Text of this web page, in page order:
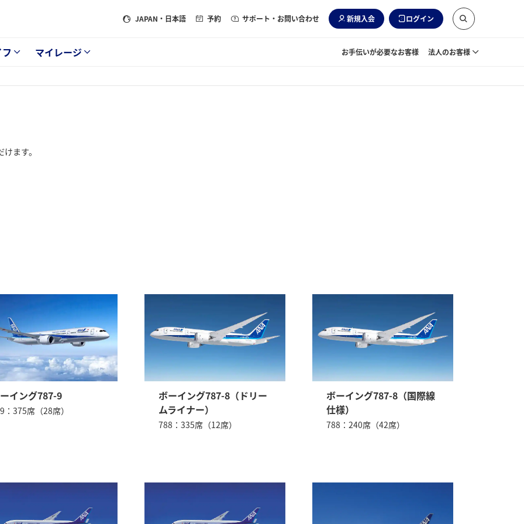
JAPAN ・日本語 予約 サポート・お問い合わせ 新規入会 ログイン
マイレージ お手伝いが必要なお客様 法人のお客様
ます。
イング787-9
：375席（28席）
ボーイング787-8（ドリー
ムライナー）
788：335席（12席）
ボーイング787-8（国際線
仕様）
788：240席（42席）